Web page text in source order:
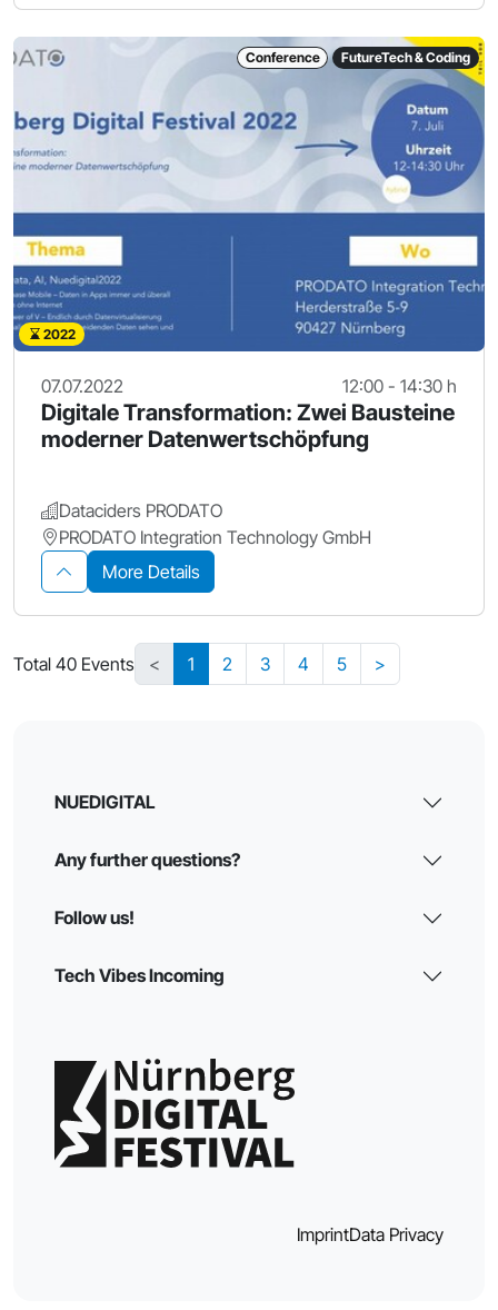
Conference FutureTech & Coding
2022
07.07.2022 12:00 - 14:30 h
Digitale Transformation: Zwei Bausteine
moderner Datenwertschöpfung
Dataciders PRODATO
PRODATO Integration Technology GmbH
More Details
Total 40 Events < 1 2 3 4 5 >
NUEDIGITAL
Any further questions?
Follow us!
Tech Vibes Incoming
ImprintData Privacy